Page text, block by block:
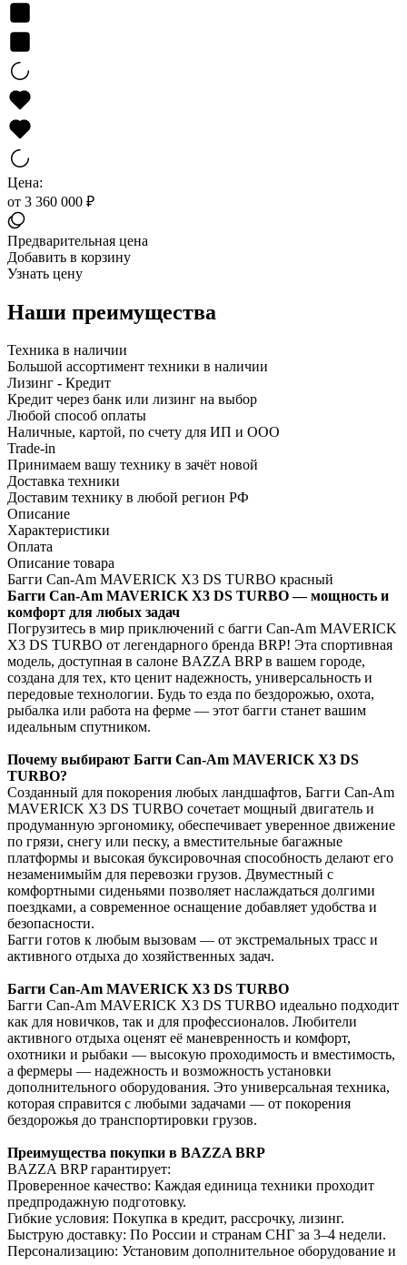
Цена:
от 3 360 000 ₽
Предварительная цена
Добавить в корзину
Узнать цену
Наши преимущества
Техника в наличии
Большой ассортимент техники в наличии
Лизинг - Кредит
Кредит через банк или лизинг на выбор
Любой способ оплаты
Наличные, картой, по счету для ИП и ООО
Trade-in
Принимаем вашу технику в зачёт новой
Доставка техники
Доставим технику в любой регион РФ
Описание
Характеристики
Оплата
Описание товара
Багги Can-Am MAVERICK X3 DS TURBO красный
Багги Can-Am MAVERICK X3 DS TURBO — мощность и
комфорт для любых задач
Погрузитесь в мир приключений с багги Can-Am MAVERICK
X3 DS TURBO от легендарного бренда BRP! Эта спортивная
модель, доступная в салоне BAZZA BRP в вашем городе,
создана для тех, кто ценит надежность, универсальность и
передовые технологии. Будь то езда по бездорожью, охота,
рыбалка или работа на ферме — этот багги станет вашим
идеальным спутником.
Почему выбирают Багги Can-Am MAVERICK X3 DS
TURBO?
Созданный для покорения любых ландшафтов, Багги Can-Am
MAVERICK X3 DS TURBO сочетает мощный двигатель и
продуманную эргономику, обеспечивает уверенное движение
по грязи, снегу или песку, а вместительные багажные
платформы и высокая буксировочная способность делают его
незаменимыйм для перевозки грузов. Двуместный с
комфортными сиденьями позволяет наслаждаться долгими
поездками, а современное оснащение добавляет удобства и
безопасности.
Багги готов к любым вызовам — от экстремальных трасс и
активного отдыха до хозяйственных задач.
Багги Can-Am MAVERICK X3 DS TURBO
Багги Can-Am MAVERICK X3 DS TURBO идеально подходит
как для новичков, так и для профессионалов. Любители
активного отдыха оценят её маневренность и комфорт,
охотники и рыбаки — высокую проходимость и вместимость,
а фермеры — надежность и возможность установки
дополнительного оборудования. Это универсальная техника,
которая справится с любыми задачами — от покорения
бездорожья до транспортировки грузов.
Преимущества покупки в BAZZA BRP
BAZZA BRP гарантирует:
Проверенное качество: Каждая единица техники проходит
предпродажную подготовку.
Гибкие условия: Покупка в кредит, рассрочку, лизинг.
Быструю доставку: По России и странам СНГ за 3–4 недели.
Персонализацию: Установим дополнительное оборудование и